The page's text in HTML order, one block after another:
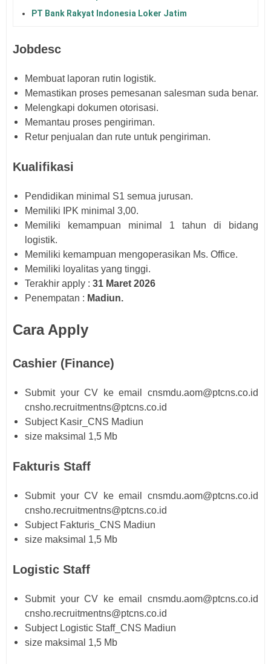
PT Bank Rakyat Indonesia Loker Jatim
Jobdesc
Membuat laporan rutin logistik.
Memastikan proses pemesanan salesman suda benar.
Melengkapi dokumen otorisasi.
Memantau proses pengiriman.
Retur penjualan dan rute untuk pengiriman.
Kualifikasi
Pendidikan minimal S1 semua jurusan.
Memiliki IPK minimal 3,00.
Memiliki kemampuan minimal 1 tahun di bidang
logistik.
Memiliki kemampuan mengoperasikan Ms. Office.
Memiliki loyalitas yang tinggi.
Terakhir apply : 31 Maret 2026
Penempatan : Madiun.
Cara Apply
Cashier (Finance)
Submit your CV ke email cnsmdu.aom@ptcns.co.id
cnsho.recruitmentns@ptcns.co.id
Subject Kasir_CNS Madiun
size maksimal 1,5 Mb
Fakturis Staff
Submit your CV ke email cnsmdu.aom@ptcns.co.id
cnsho.recruitmentns@ptcns.co.id
Subject Fakturis_CNS Madiun
size maksimal 1,5 Mb
Logistic Staff
Submit your CV ke email cnsmdu.aom@ptcns.co.id
cnsho.recruitmentns@ptcns.co.id
Subject Logistic Staff_CNS Madiun
size maksimal 1,5 Mb